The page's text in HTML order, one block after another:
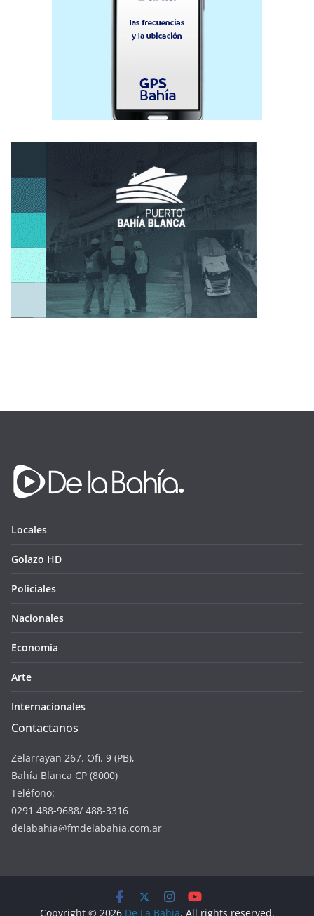
Locales
Golazo HD
Policiales
Nacionales
Economia
Arte
Internacionales
Contactanos
Zelarrayan 267. Ofi. 9 (PB),
Bahía Blanca CP (8000)
Teléfono:
0291 488-9688/ 488-3316
delabahia@fmdelabahia.com.ar
Copyright © 2026 De La Bahia. All rights reserved.